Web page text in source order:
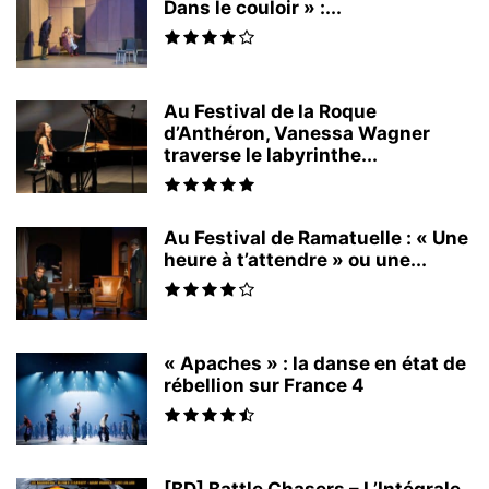
Dans le couloir » :...
Au Festival de la Roque
d’Anthéron, Vanessa Wagner
traverse le labyrinthe...
Au Festival de Ramatuelle : « Une
heure à t’attendre » ou une...
« Apaches » : la danse en état de
rébellion sur France 4